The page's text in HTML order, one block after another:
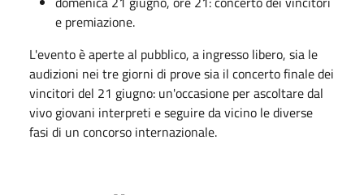
e premiazione.
L'evento è aperte al pubblico, a ingresso libero, sia le
audizioni nei tre giorni di prove sia il concerto finale dei
vincitori del 21 giugno: un'occasione per ascoltare dal
vivo giovani interpreti e seguire da vicino le diverse
fasi di un concorso internazionale.